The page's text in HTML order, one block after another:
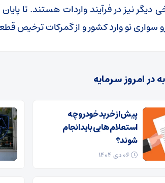
سواری نو وارد کشور و از گمرکات ترخیص
در امروز سرمایه
پیش از خرید خودرو چه
استعلام هایی باید انجام
شوند؟